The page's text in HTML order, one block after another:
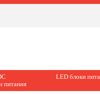
питания
LED блоки